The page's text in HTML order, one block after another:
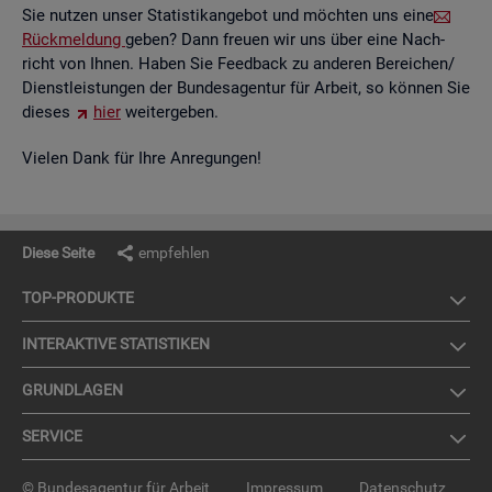
Sie nut­zen unser Sta­tis­tik­an­ge­bot und möch­ten uns eine
Rück­mel­dung geben? Dann freu­en wir uns über eine Nach­
richt von Ihnen. Haben Sie Feed­back zu an­de­ren Be­rei­chen/
Dienst­leis­tun­gen der Bun­des­agen­tur für Ar­beit, so kön­nen Sie
die­ses
hier wei­ter­ge­ben.
Vie­len Dank für Ihre An­re­gun­gen!
Diese Seite empfehlen
TOP-PRO­DUK­TE
IN­TER­AK­TI­VE STA­TIS­TI­KEN
GRUND­LA­GEN
SER­VICE
© Bundesagentur für Arbeit Impressum Datenschutz